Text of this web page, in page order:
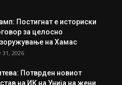
Постигнат е историски
за целосно
на Хамас
31, 2026
Потврден новиот
на ИК на Унија на жени